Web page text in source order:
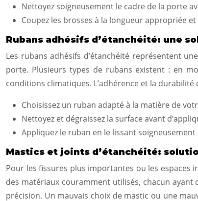
Nettoyez soigneusement le cadre de la porte
Coupez les brosses à la longueur appropriée
Rubans adhésifs d’étanchéité: une
Les rubans adhésifs d’étanchéité représentent
porte. Plusieurs types de rubans existent : en
conditions climatiques. L’adhérence et la
Choisissez un ruban adapté à la matière de
Nettoyez et dégraissez la surface avant
Appliquez le ruban en le lissant soigneusement
Mastics et joints d’étanchéité:
Pour les fissures plus importantes ou les espaces
des matériaux couramment utilisés, chacun ayant
précision. Un mauvais choix de mastic ou une